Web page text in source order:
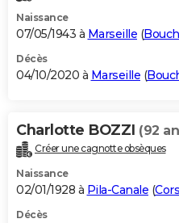
Naissance
07/05/1943 à Marseille (
Décès
04/10/2020 à Marseille (
Charlotte BOZZI (92
Créer une cagnotte obsèques
Naissance
02/01/1928 à Pila-Canale (
Décès